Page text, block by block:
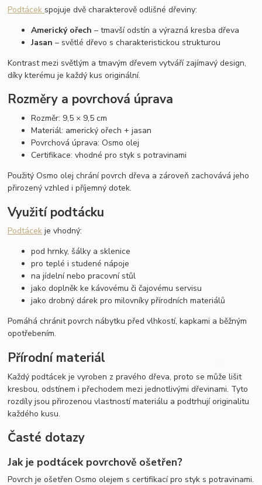
Podtácek spojuje dvě charakterově odlišné dřeviny:
Americký ořech – tmavší odstín a výrazná kresba dřeva
Jasan – světlé dřevo s charakteristickou strukturou
Kontrast mezi světlým a tmavým dřevem vytváří zajímavý design,
díky kterému je každý kus originální.
Rozměry a povrchová úprava
Rozměr: 9,5 × 9,5 cm
Materiál: americký ořech + jasan
Povrchová úprava: Osmo olej
Certifikace: vhodné pro styk s potravinami
Použitý Osmo olej chrání povrch dřeva a zároveň zachovává jeho
přirozený vzhled i příjemný dotek.
Využití podtácku
Podtácek je vhodný:
pod hrnky, šálky a sklenice
pro teplé i studené nápoje
na jídelní nebo pracovní stůl
jako doplněk ke kávovému či čajovému servisu
jako drobný dárek pro milovníky přírodních materiálů
Pomáhá chránit povrch nábytku před vlhkostí, kapkami a běžným
opotřebením.
Přírodní materiál
Každý podtácek je vyroben z pravého dřeva, proto se může lišit
kresbou, odstínem i přechodem mezi jednotlivými dřevinami. Tyto
rozdíly jsou přirozenou vlastností materiálu a podtrhují originalitu
každého kusu.
Časté dotazy
Jak je podtácek povrchově ošetřen?
Povrch je ošetřen Osmo olejem s certifikací pro styk s potravinami.